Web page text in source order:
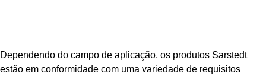
Dependendo do campo de aplicação, os produtos Sarstedt
estão em conformidade com uma variedade de requisitos